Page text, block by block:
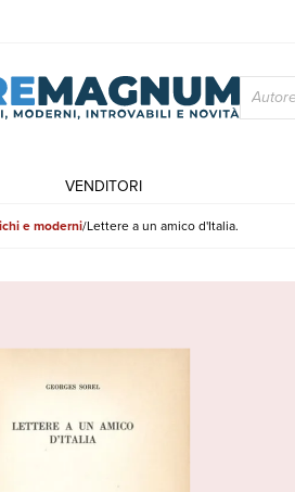
VENDITORI
e moderni Lettere a un amico d'Italia.